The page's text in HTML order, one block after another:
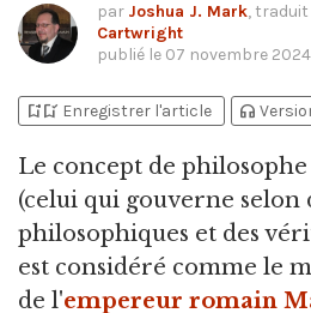
par Joshua J. Mark,
Cartwright
publié le 07 novembre 2024
bookmark_addbookmark_added Enregistrer l'article headphones
Le concept de
(celui qui gouverne selon
philosophiques et des
est considéré comme le
de l'empereur romain